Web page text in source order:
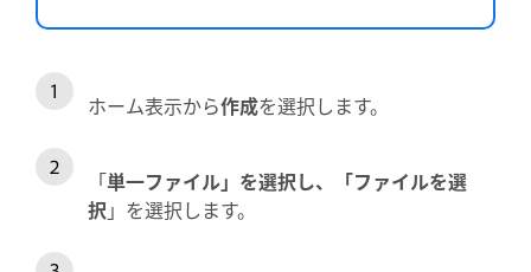
ホーム表示から作成を選択します。
「単一ファイル」を選択し、「ファイルを選
択」を選択します。